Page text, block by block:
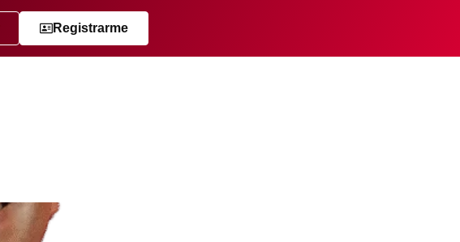
Registrarme